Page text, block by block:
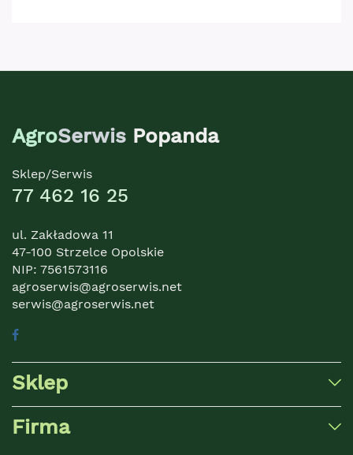
AgroSerwis Popanda
Sklep/Serwis
77 462 16 25
ul. Zakładowa 11
47-100 Strzelce Opolskie
NIP: 7561573116
agroserwis@agroserwis.net
serwis@agroserwis.net
Sklep
Firma